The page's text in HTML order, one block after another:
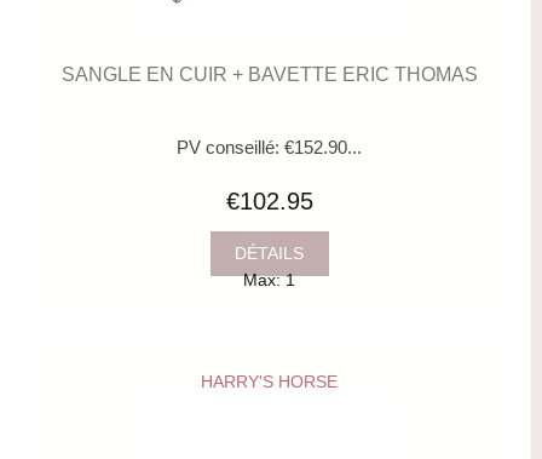
SANGLE EN CUIR + BAVETTE ERIC THOMAS
PV conseillé: €152.90...
€102.95
DÉTAILS
Max: 1
HARRY'S HORSE